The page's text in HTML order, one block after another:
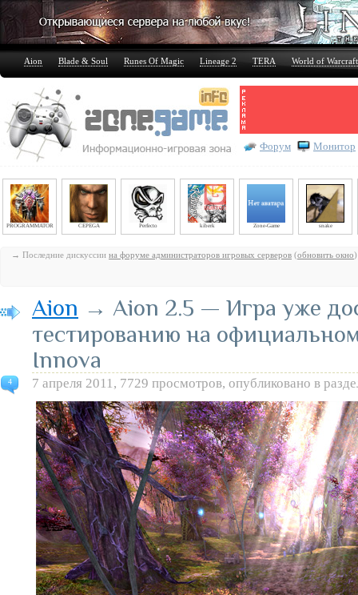
Aion Blade & Soul Runes Of Magic Lineage 2 TERA World of Warcraft
Форум Монитор
PROGRAMMATOR CEPEGA Perfecto kiberk Zone-Game snake
→ Последние дискуссии на форуме администраторов игровых серверов (обновить окно)
4
Aion → Aion 2.5 — Игра уже
тестированию на
Innova
7 апреля 2011, 7729 просмотров, опубликовано в